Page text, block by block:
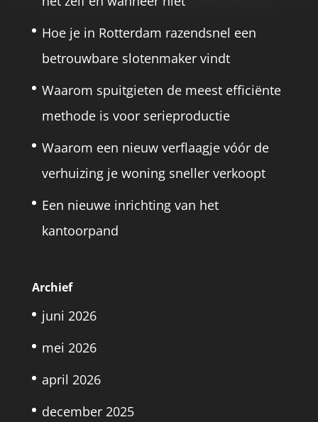
Hoe je in Rotterdam razendsnel een
betrouwbare slotenmaker vindt
Waarom spuitgieten de meest efficiënte
methode is voor serieproductie
Waarom een nieuw verflaagje vóór de
verhuizing je woning sneller verkoopt
Een nieuwe inrichting van het
kantoorpand
Archief
juni 2026
mei 2026
april 2026
december 2025